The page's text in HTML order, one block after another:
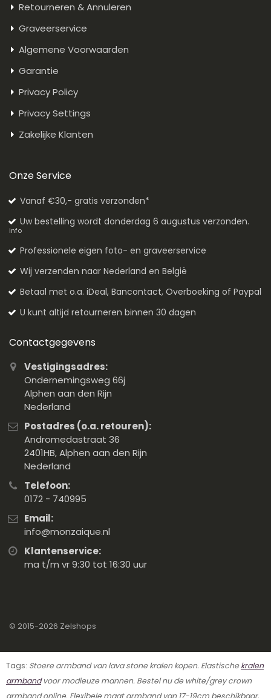
Retourneren & Annuleren
Graveerservice
Algemene Voorwaarden
Garantie
Privacy Policy
Privacy Settings
Zakelijke Klanten
Onze Service
Vanaf €30,- gratis verzonden*
Uw bestelling wordt donderdag 6 augustus verzonden.
info
Professionele eigen foto- en graveerservice
Wij verzenden naar Nederland en België
Betaal met o.a. iDeal, Bancontact, Overboeking of Paypal
U kunt altijd retourneren binnen 30 dagen
Contactgegevens
Vestigingsadres:
Ondernemingsweg 66j
Alphen aan den Rijn
Nederland
Postadres (o.a. retouren):
Andromedastraat 36
2401HB, Alphen aan den Rijn
Nederland
Telefoon:
0172 - 740995
Email:
info@monzaique.nl
Klantenservice:
ma t/m vr 9:30 tot 16:30 uur
© 2015-2026 Zelshops
Tags: Stoere armband van lava stone kralen kopen. Elastischekralen
armbandvoor modieuze mannen. Bestel nu de white/grey crown